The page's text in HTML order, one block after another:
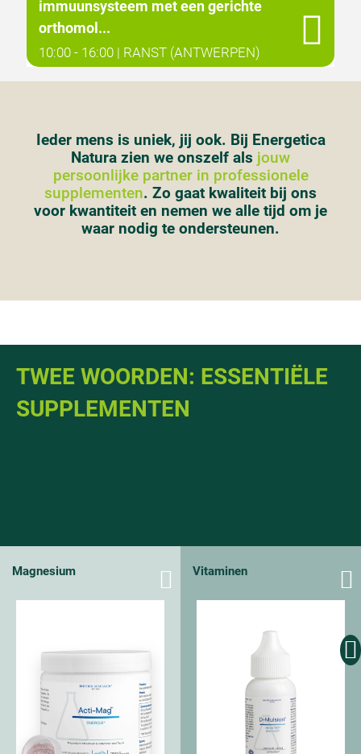
immuunsysteem met een gerichte
orthomol...
10:00 - 16:00 | RANST (ANTWERPEN)
Ieder mens is uniek, jij ook. Bij Energetica
Natura zien we onszelf als jouw
persoonlijke partner in professionele
supplementen. Zo gaat kwaliteit bij ons
voor kwantiteit en nemen we alle tijd om je
waar nodig te ondersteunen.
TWEE WOORDEN: ESSENTIËLE
SUPPLEMENTEN
Magnesium Vitaminen